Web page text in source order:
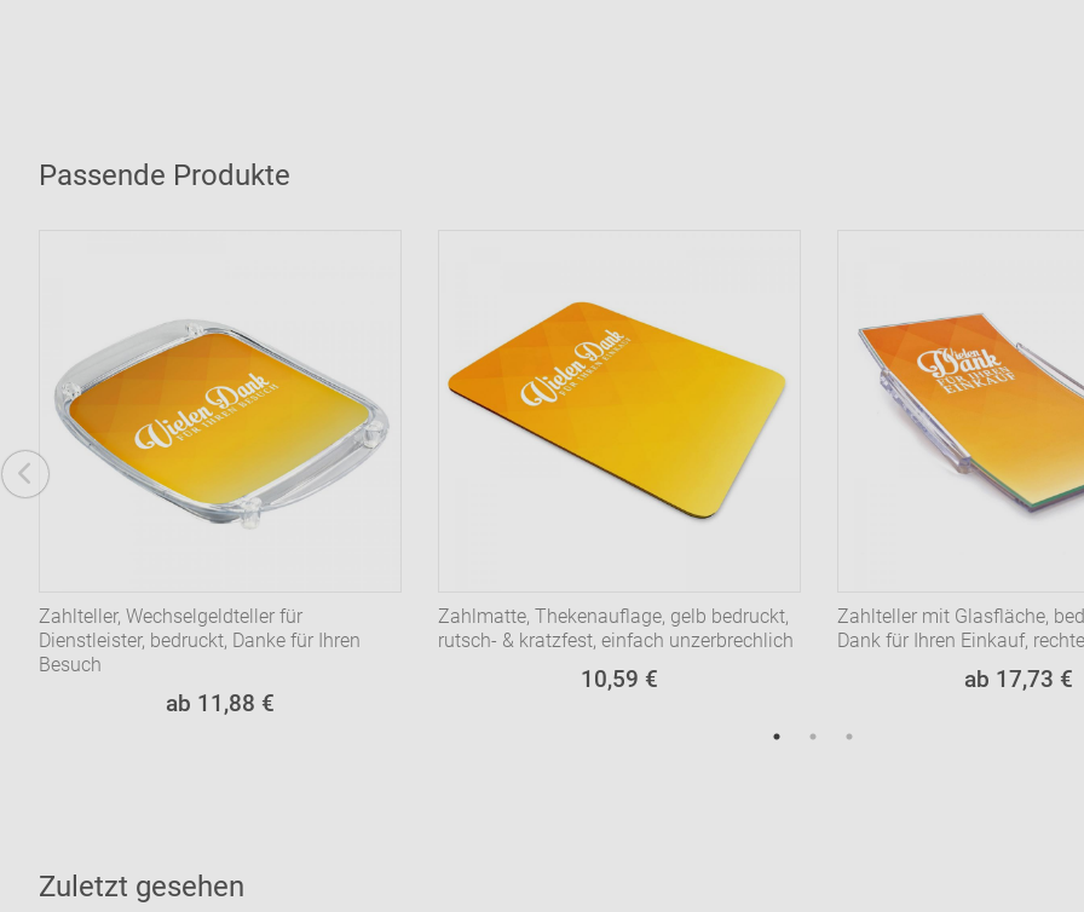
Passende Produkte
Zahlteller, Wechselgeldteller für
Dienstleister, bedruckt, Danke für Ihren
Besuch
ab 11,88 €
Zahlmatte, Thekenauflage, gelb bedruckt,
rutsch- & kratzfest, einfach unzerbrechlich
10,59 €
Zahlteller mit Glasfläche,
Dank für Ihren Einkauf,
ab 17,73 €
Zuletzt gesehen